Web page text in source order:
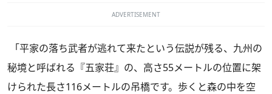
ADVERTISEMENT
「平家の落ち武者が逃れて来たという伝説が残る、九州の
秘境と呼ばれる『五家荘』の、高さ55メートルの位置に架
けられた長さ116メートルの吊橋です。歩くと森の中を空